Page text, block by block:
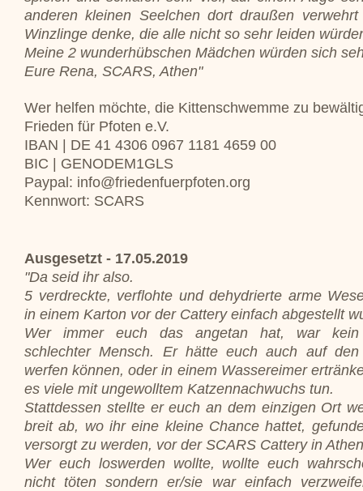
anderen kleinen Seelchen dort draußen
Winzlinge denke, die alle nicht so sehr leiden
Meine 2 wunderhübschen Mädchen würden sich
Eure Rena, SCARS, Athen"
Wer helfen möchte, die Kittenschwemme zu
Frieden für Pfoten e.V.
IBAN | DE 41 4306 0967 1181 4659 00
BIC | GENODEM1GLS
Paypal: info@friedenfuerpfoten.org
Kennwort: SCARS
Ausgesetzt - 17.05.2019
"Da seid ihr also.
5 verdreckte, verflohte und dehydrierte arme
in einem Karton vor der Cattery einfach abgestellt
Wer immer euch das angetan hat, war
schlechter Mensch. Er hätte euch auch auf den
werfen können, oder in einem Wassereimer
es viele mit ungewolltem Katzennachwuchs tun.
Stattdessen stellte er euch an dem einzigen Ort
breit ab, wo ihr eine kleine Chance hattet,
versorgt zu werden, vor der SCARS Cattery in
Wer euch loswerden wollte, wollte euch
nicht töten sondern er/sie war einfach